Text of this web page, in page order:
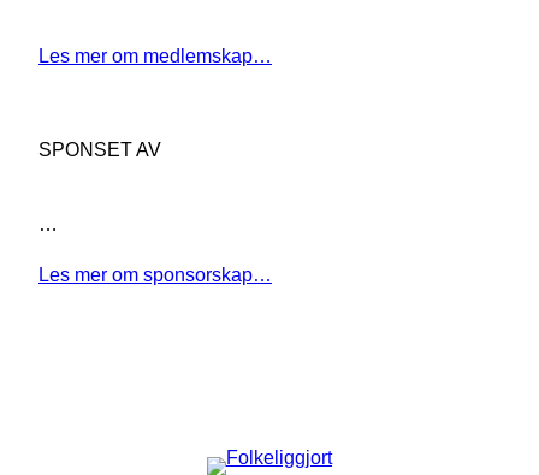
Les mer om medlemskap…
SPONSET AV
…
Les mer om sponsorskap…